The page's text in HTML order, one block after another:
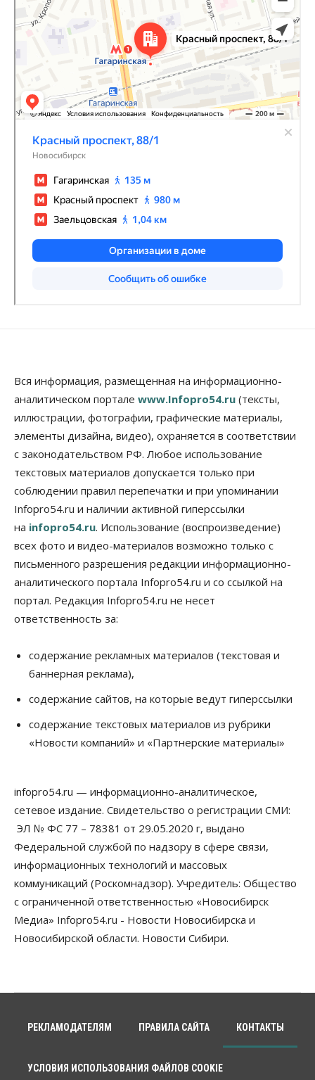
Вся информация, размещенная на информационно-
аналитическом портале www.Infopro54.ru (тексты,
иллюстрации, фотографии, графические материалы,
элементы дизайна, видео), охраняется в соответствии
с законодательством РФ. Любое использование
текстовых материалов допускается только при
соблюдении правил перепечатки и при упоминании
Infopro54.ru и наличии активной гиперссылки
на infopro54.ru. Использование (воспроизведение)
всех фото и видео-материалов возможно только с
письменного разрешения редакции информационно-
аналитического портала Infopro54.ru и со ссылкой на
портал. Редакция Infopro54.ru не несет
ответственность за:
содержание рекламных материалов (текстовая и
баннерная реклама),
содержание сайтов, на которые ведут гиперссылки
содержание текстовых материалов из рубрики
«Новости компаний» и «Партнерские материалы»
infopro54.ru — информационно-аналитическое,
сетевое издание. Свидетельство о регистрации СМИ:
ЭЛ № ФС 77 – 78381 от 29.05.2020 г, выдано
Федеральной службой по надзору в сфере связи,
информационных технологий и массовых
коммуникаций (Роскомнадзор). Учредитель: Общество
с ограниченной ответственностью «Новосибирск
Медиа» Infopro54.ru - Новости Новосибирска и
Новосибирской области. Новости Сибири.
РЕКЛАМОДАТЕЛЯМ ПРАВИЛА САЙТА КОНТАКТЫ
УСЛОВИЯ ИСПОЛЬЗОВАНИЯ ФАЙЛОВ COOKIE